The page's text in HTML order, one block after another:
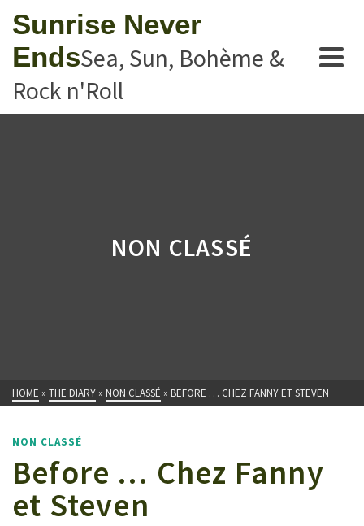
Sunrise Never
EndsSea, Sun, Bohème &
Rock n'Roll
NON CLASSÉ
HOME » THE DIARY » NON CLASSÉ » BEFORE … CHEZ FANNY ET STEVEN
NON CLASSÉ
Before … Chez Fanny
et Steven